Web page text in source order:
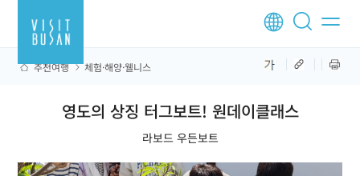
추천여행 체험·해양·웰니스
영도의 상징 터그보트! 원데이클래스
라보드 우든보트